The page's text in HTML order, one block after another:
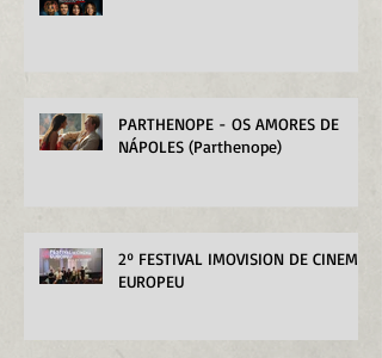
PARTHENOPE - OS AMORES DE
NÁPOLES (Parthenope)
2º FESTIVAL IMOVISION DE CINEMA
EUROPEU